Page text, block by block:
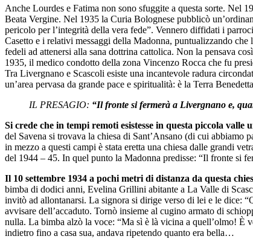
Anche Lourdes e Fatima non sono sfuggite a questa sorte. Nel
Beata Vergine. Nel 1935 la Curia Bolognese pubblicò
pericolo per l’integrità della vera fede”. Vennero diffidati i
Casetto e i relativi messaggi della Madonna, puntualizzando
fedeli ad attenersi alla sana dottrina cattolica. Non la pensava
1935, il medico condotto della zona Vincenzo Rocca che fu
Tra Livergnano e Scascoli esiste una incantevole radura
un’area pervasa da grande pace e spiritualità: è la Terra
IL PRESAGIO: “Il fronte si fermerà a Livergnano e,
Si crede che in tempi remoti esistesse in questa piccola
del Savena si trovava la chiesa di Sant’Ansano (di cui abbiamo
in mezzo a questi campi è stata eretta una chiesa dalle grandi
del 1944 – 45. In quel punto la Madonna predisse: “Il fronte si
Il 10 settembre 1934 a pochi metri di distanza da questa
bimba di dodici anni, Evelina Grillini abitante a La Valle di
invitò ad allontanarsi. La signora si dirige verso di lei e le dice:
avvisare dell’accaduto. Tornò insieme al cugino armato di
nulla. La bimba alzò la voce: “Ma sì è là vicina a quell’olmo! È
indietro fino a casa sua, andava ripetendo quanto era bella…